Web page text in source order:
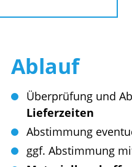
Ablauf
Überprüfung und
Lieferzeiten
Abstimmung
ggf. Abstimmung